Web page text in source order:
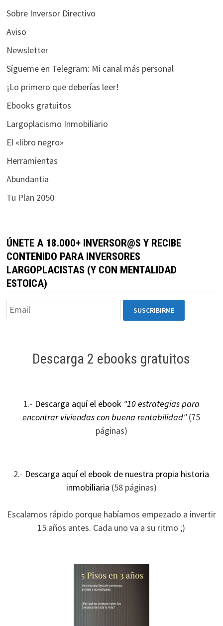
Sobre Inversor Directivo
Aviso
Newsletter
Sígueme en Telegram: Mi canal más personal
¡Lo primero que deberías leer!
Ebooks gratuitos
Largoplacismo Inmobiliario
El «libro negro»
Herramientas
Abundantia
Tu Plan 2050
ÚNETE A 18.000+ INVERSOR@S Y RECIBE
CONTENIDO PARA INVERSORES
LARGOPLACISTAS (Y CON MENTALIDAD
ESTOICA)
Descarga 2 ebooks gratuitos
1.- Descarga aquí el ebook "10 estrategias para
encontrar viviendas con buena rentabilidad"(75
páginas)
2.- Descarga aquí el ebook de nuestra propia historia
inmobiliaria (58 páginas)
Escalamos rápido porque habíamos empezado a invertir
15 años antes. Cada uno va a su ritmo ;)
Para que
podamos
funcionalidad
de la web, en
base a cómo
Experiencia
Para que
nuestra web
mejor posible
visita. Si
funcionalidades
desaparecerán
de la web.
Marketing
Al compartir tus
mientras visitas
nuestro sitio,
ofertas
personalizados.